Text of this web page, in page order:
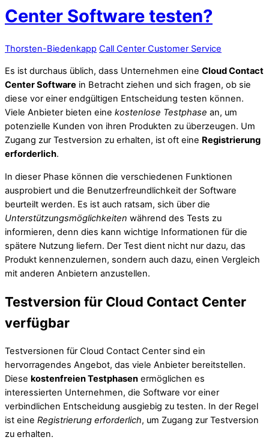
Center Software testen?
Thorsten-Biedenkapp Call Center Customer Service
Es ist durchaus üblich, dass Unternehmen eine Cloud Contact
Center Software in Betracht ziehen und sich fragen, ob sie
diese vor einer endgültigen Entscheidung testen können.
Viele Anbieter bieten eine kostenlose Testphase an, um
potenzielle Kunden von ihren Produkten zu überzeugen. Um
Zugang zur Testversion zu erhalten, ist oft eine Registrierung
erforderlich.
In dieser Phase können die verschiedenen Funktionen
ausprobiert und die Benutzerfreundlichkeit der Software
beurteilt werden. Es ist auch ratsam, sich über die
Unterstützungsmöglichkeiten während des Tests zu
informieren, denn dies kann wichtige Informationen für die
spätere Nutzung liefern. Der Test dient nicht nur dazu, das
Produkt kennenzulernen, sondern auch dazu, einen Vergleich
mit anderen Anbietern anzustellen.
Testversion für Cloud Contact Center
verfügbar
Testversionen für Cloud Contact Center sind ein
hervorragendes Angebot, das viele Anbieter bereitstellen.
Diese kostenfreien Testphasen ermöglichen es
interessierten Unternehmen, die Software vor einer
verbindlichen Entscheidung ausgiebig zu testen. In der Regel
ist eine Registrierung erforderlich, um Zugang zur Testversion
zu erhalten.